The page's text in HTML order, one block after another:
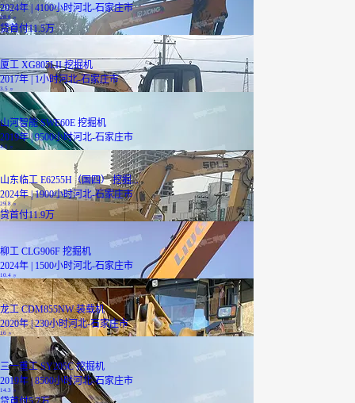
2024年 | 4100小时河北-石家庄市
28.8
贷首付11.5万
厦工 XG805LII 挖掘机
2017年 | 1小时河北-石家庄市
3.5 万
山河智能 SWE60E 挖掘机
2019年 | 9500小时河北-石家庄市
4.1
山东临工 E6255H（国四） 挖掘...
2024年 | 1900小时河北-石家庄市
29.8万
贷首付11.9万
柳工 CLG906F 挖掘机
2024年 | 1500小时河北-石家庄市
10.4 万
龙工 CDM855NW 装载机
2020年 | 230小时河北-石家庄市
16 万
三一重工 SY205C 挖掘机
2019年 | 8500小时河北-石家庄市
14.3 万